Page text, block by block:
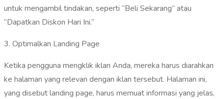
untuk mengambil tindakan, seperti “Beli Sekarang” atau
“Dapatkan Diskon Hari Ini.”
‎3. Optimalkan Landing Page‎
Ketika pengguna mengklik iklan Anda, mereka harus diarahkan
ke halaman yang relevan dengan iklan tersebut. Halaman ini,
yang disebut landing page, harus memuat informasi yang jelas,